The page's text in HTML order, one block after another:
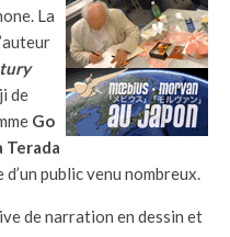
La
de
Go
Terada
public venu nombreux.
de narration en dessin et